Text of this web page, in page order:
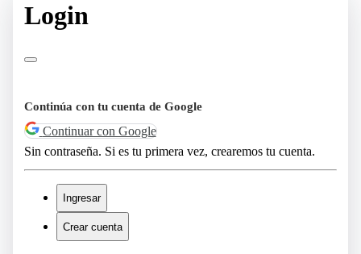
Login
Continúa con tu cuenta de Google
Continuar con Google
Sin contraseña. Si es tu primera vez, crearemos tu cuenta.
Ingresar
Crear cuenta